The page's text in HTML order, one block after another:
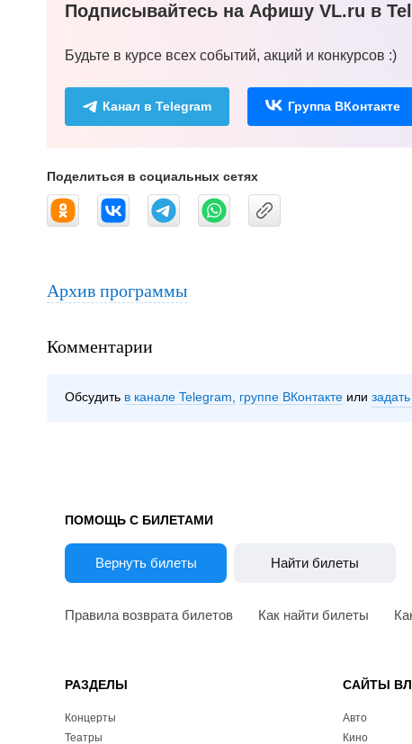
Подписывайтесь на Афишу VL.ru в
Будьте в курсе всех событий, акций и конкурсов :)
Канал в Telegram Группа ВКонтакте
Поделиться в социальных сетях
Архив программы
Комментарии
Обсудить в канале Telegram группе ВКонтакте
ПОМОЩЬ С БИЛЕТАМИ
Вернуть билеты Найти билеты
Правила возврата билетов Как найти билеты
РАЗДЕЛЫ
Концерты
Театры
САЙТЫ
Авто
Кино